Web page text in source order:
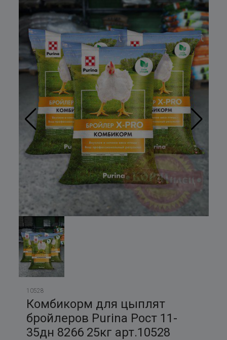
10528
Комбикорм для цыплят
бройлеров Purina Рост 11-
35дн 8266 25кг арт.10528